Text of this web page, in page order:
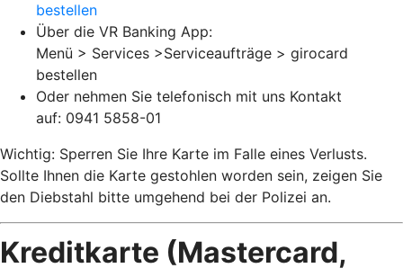
bestellen
Über die VR Banking App:
Menü > Services >Serviceaufträge > girocard
bestellen
Oder nehmen Sie telefonisch mit uns Kontakt
auf: 0941 5858-01
Wichtig: Sperren Sie Ihre Karte im Falle eines Verlusts.
Sollte Ihnen die Karte gestohlen worden sein, zeigen Sie
den Diebstahl bitte umgehend bei der Polizei an.
Kreditkarte (Mastercard,